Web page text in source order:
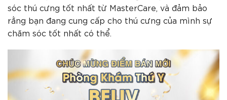
sóc thú cưng tốt nhất từ MasterCare, và đảm bảo
rằng bạn đang cung cấp cho thú cưng của mình sự
chăm sóc tốt nhất có thể.